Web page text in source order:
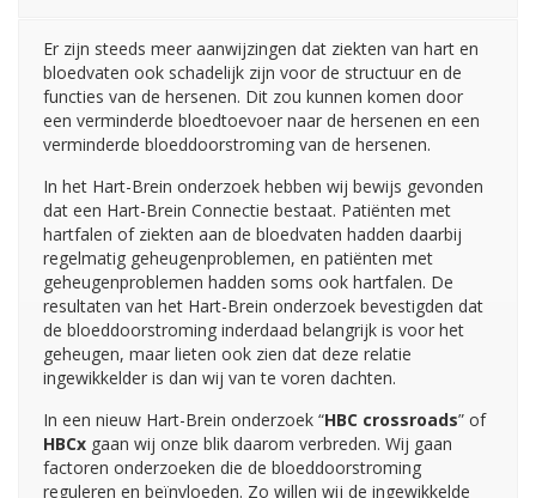
Er zijn steeds meer aanwijzingen dat ziekten van hart en
bloedvaten ook schadelijk zijn voor de structuur en de
functies van de hersenen. Dit zou kunnen komen door
een verminderde bloedtoevoer naar de hersenen en een
verminderde bloeddoorstroming van de hersenen.
In het Hart-Brein onderzoek hebben wij bewijs gevonden
dat een Hart-Brein Connectie bestaat. Patiënten met
hartfalen of ziekten aan de bloedvaten hadden daarbij
regelmatig geheugenproblemen, en patiënten met
geheugenproblemen hadden soms ook hartfalen. De
resultaten van het Hart-Brein onderzoek bevestigden dat
de bloeddoorstroming inderdaad belangrijk is voor het
geheugen, maar lieten ook zien dat deze relatie
ingewikkelder is dan wij van te voren dachten.
In een nieuw Hart-Brein onderzoek “HBC crossroads” of
HBCx gaan wij onze blik daarom verbreden. Wij gaan
factoren onderzoeken die de bloeddoorstroming
reguleren en beïnvloeden. Zo willen wij de ingewikkelde